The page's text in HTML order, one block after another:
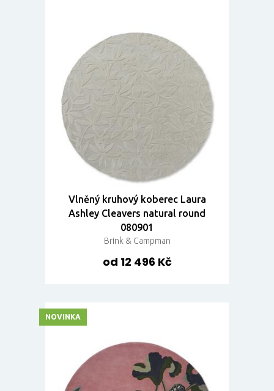
Vlněný kruhový koberec Laura
Ashley Cleavers natural round
080901
Brink & Campman
od 12 496 Kč
NOVINKA